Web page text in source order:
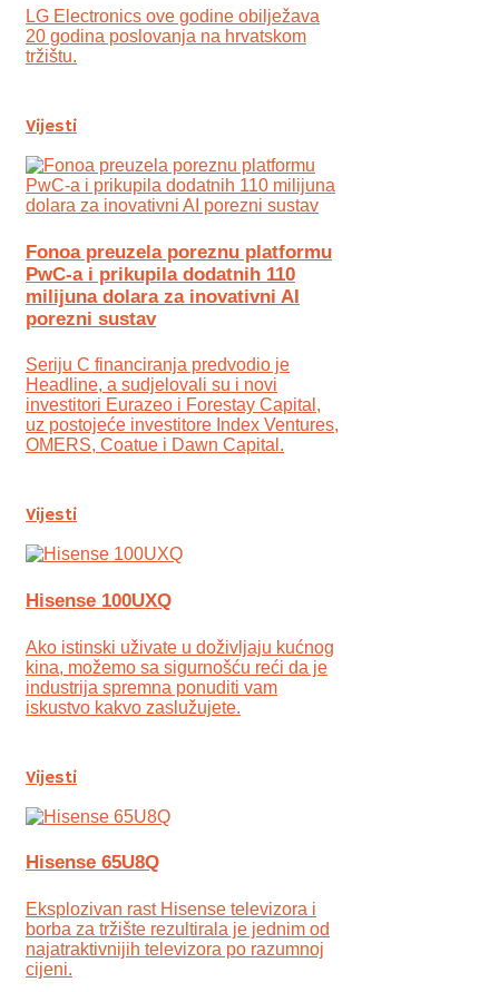
LG Electronics ove godine obilježava
20 godina poslovanja na hrvatskom
tržištu.
Vijesti
Fonoa preuzela poreznu platformu
PwC-a i prikupila dodatnih 110
milijuna dolara za inovativni AI
porezni sustav
Seriju C financiranja predvodio je
Headline, a sudjelovali su i novi
investitori Eurazeo i Forestay Capital,
uz postojeće investitore Index Ventures,
OMERS, Coatue i Dawn Capital.
Vijesti
Hisense 100UXQ
Ako istinski uživate u doživljaju kućnog
kina, možemo sa sigurnošću reći da je
industrija spremna ponuditi vam
iskustvo kakvo zaslužujete.
Vijesti
Hisense 65U8Q
Eksplozivan rast Hisense televizora i
borba za tržište rezultirala je jednim od
najatraktivnijih televizora po razumnoj
cijeni.